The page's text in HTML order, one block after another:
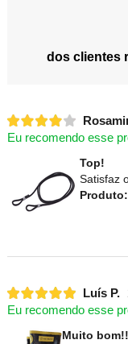
dos clientes
Eu recomendo esse
Top!
Satisfaz
Produto:
Luís P.
Eu recomendo esse
Muito